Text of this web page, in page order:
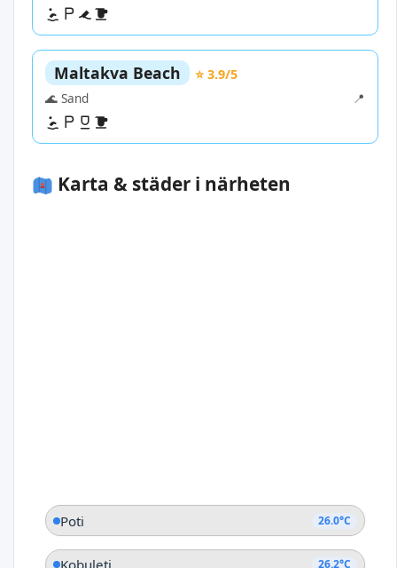
Maltakva Beach
⭐ 3.9/5
🌊 Sand
📍
Karta & städer i närheten
Poti 26.0°C
26.2°C